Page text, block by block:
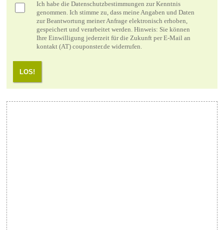
Ich habe die Datenschutzbestimmungen zur Kenntnis
genommen. Ich stimme zu, dass meine Angaben und Daten
zur Beantwortung meiner Anfrage elektronisch erhoben,
gespeichert und verarbeitet werden. Hinweis: Sie können
Ihre Einwilligung jederzeit für die Zukunft per E-Mail an
kontakt (AT) couponster.de widerrufen.
LOS!